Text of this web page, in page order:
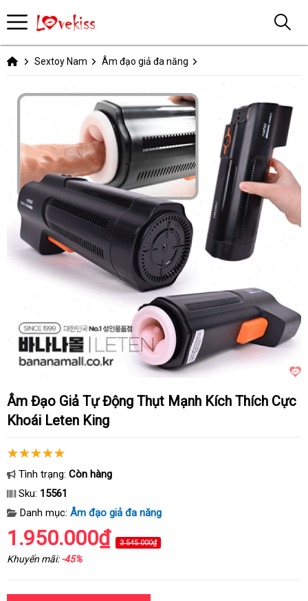
Sextoy Nam Âm đạo giả đa năng
Âm Đạo Giả Tự Động Thụt Mạnh Kích Thích Cực
Khoái Leten King
Tình trạng: Còn hàng
Sku: 15561
Danh mục: Âm đạo giả đa năng
1.950.000₫ 3.545.000₫
Khuyến mãi:-45%